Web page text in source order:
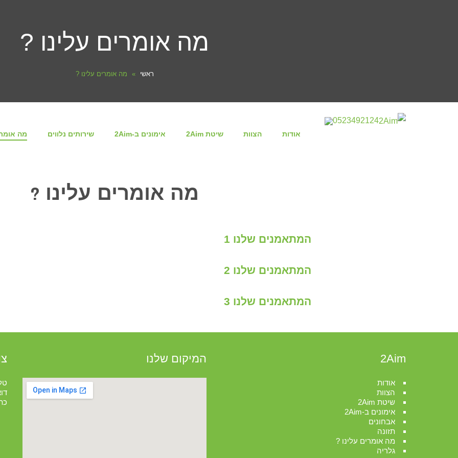
מה אומרים עלינו ?
ראשי » מה אומרים עלינו ?
0523492124
אודות הצוות שיטת 2Aim אימונים ב-2Aim שירותים נלווים מה
מה אומרים עלינו ?
המתאמנים שלנו 1
המתאמנים שלנו 2
המתאמנים שלנו 3
2Aim
אודות
הצוות
שיטת 2Aim
אימונים ב-2Aim
אבחונים
תזונה
מה אומרים עלינו ?
גלריה
המיקום שלנו